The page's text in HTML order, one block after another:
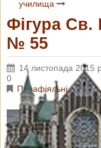
училища
Фігура
№ 55
14 листопада 2015
0
Парафіяльні новини